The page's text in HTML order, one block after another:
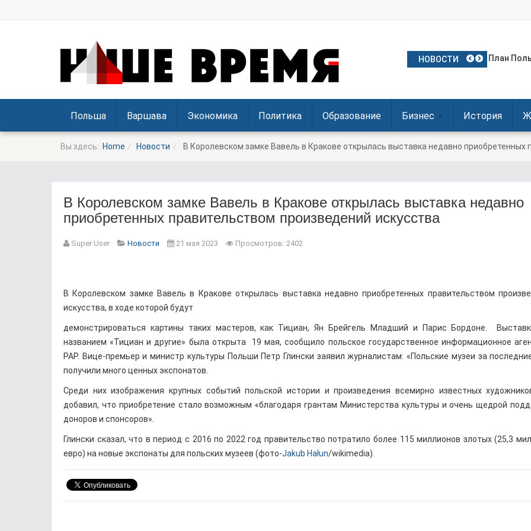
НОВОСТИ В
План
Частое
Польские
Посол
Польша Варшава Экономика Политика Образование Бизнес История
Вы здесь: Home Новости В Королевском замке Вавель в Кракове открылась выставка недавно приобретенных
В Королевском замке Вавель в Кракове открылась выставка недавно
приобретенных правительством произведений искусства
Super User Новости 21 мая 2023 Просмотров: 2402
В Королевском замке Вавель в Кракове открылась выставка недавно приобретенных правительством
искусства, в ходе которой будут
демонстрироваться картины таких мастеров, как Тициан, Ян Брейгель Младший и Парис Бордоне.
названием «Тициан и другие» была открыта 19 мая, сообщило польское государственное информационное
PAP. Вице-премьер и министр культуры Польши Петр Глински заявил журналистам: «Польские музеи за
получили много ценных экспонатов.
Среди них изображения крупных событий польской истории и произведения всемирно известных
добавил, что приобретение стало возможным «благодаря грантам Министерства культуры и очень щедрой
доноров и спонсоров».
Глински сказал, что в период с 2016 по 2022 год правительство потратило более 115 миллионов злотых (25,3
евро) на новые экспонаты для польских музеев (фото-Jakub Hałun/wikimedia).